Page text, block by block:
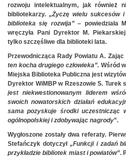
rozwoju intelektualnym, jak również
bibliotekarzy. „Życzę wielu sukcesów
biblioteka się rozwija”– powiedziała
wręczyła Pani Dyrektor M.
tylko szczęśliwe dla biblioteki lata.
Przewodnicząca Rady Powiatu A. Zając
ten kocha drugiego człowieka”. Wśród
Miejska Biblioteka Publiczna jest
Dyrektor WiMBP w Rzeszowie S. Turek
jest niekwestionowanym liderem
swoich nowatorskich działań
sama pozyskuje środki uczestnicząc
ogólnopolskiej i zdobywając nagrody”.
Wygłoszone zostały dwa referaty.
Stefańczyk dotyczył „Funkcji i zadań
przykładzie bibliotek miast i powiatów”.